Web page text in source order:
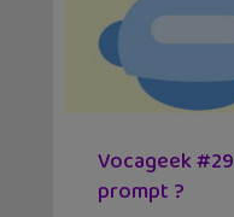
Vocageek
prompt ?